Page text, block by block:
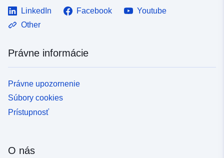
LinkedIn Facebook
Youtube
Other
Právne informácie
Právne upozornenie
Súbory cookies
Prístupnosť
O nás